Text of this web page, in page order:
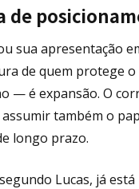
de
sua apresentação
de quem protege
— é expansão. O
também o
longo prazo.
Lucas, já